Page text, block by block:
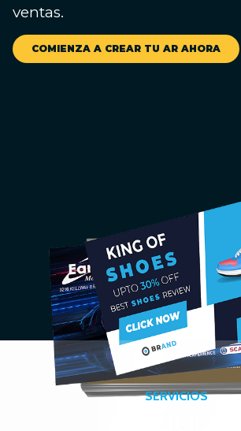
ventas.
COMIENZA A CREAR TU AR AHORA
SERVICIOS